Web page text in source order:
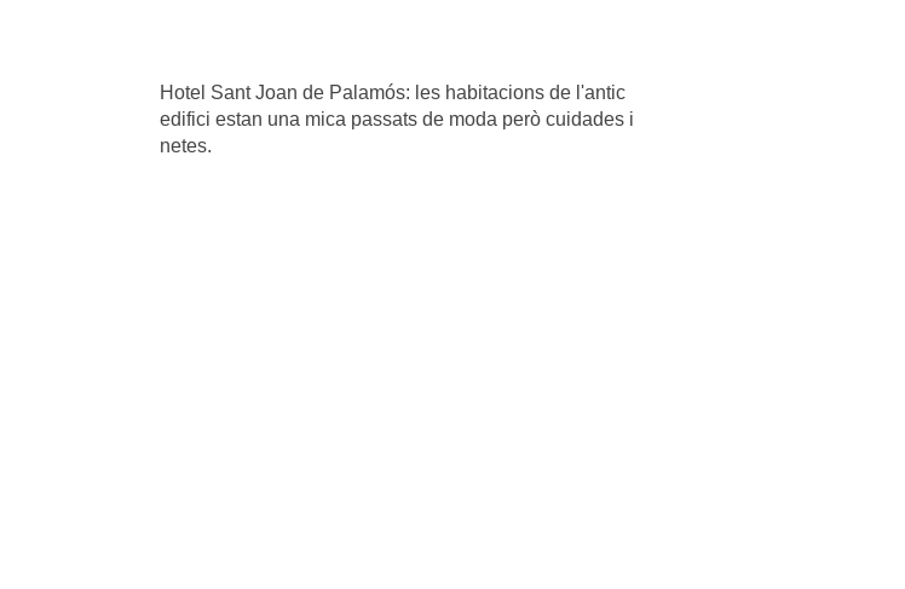
Hotel Sant Joan de Palamós: les habitacions de l'antic
edifici estan una mica passats de moda però cuidades i
netes.